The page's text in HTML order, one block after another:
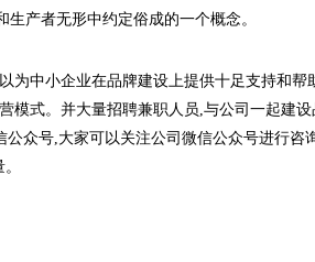
产者无形中约定俗成的一个概念。
为中小企业在品牌建设上提供十足支持和帮
模式。并大量招聘兼职人员,与公司一起建
众号,大家可以关注公司微信公众号进行咨